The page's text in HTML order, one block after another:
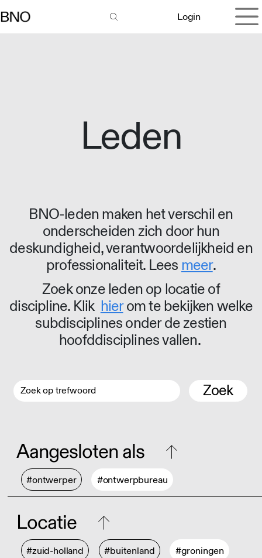
Login
Leden
BNO-leden maken het verschil en
onderscheiden zich door hun
deskundigheid, verantwoordelijkheid en
professionaliteit. Lees meer.
Zoek onze leden op locatie of
discipline. Klik hierom te bekijken welke
subdisciplines onder de zestien
hoofddisciplines vallen.
Zoek
Aangesloten als
#ontwerper #ontwerpbureau
Locatie
#zuid-holland #buitenland #groningen